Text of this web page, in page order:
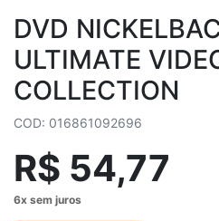
DVD
ULTIMATE
COLLECTION
COD: 016861092696
R$ 54,77